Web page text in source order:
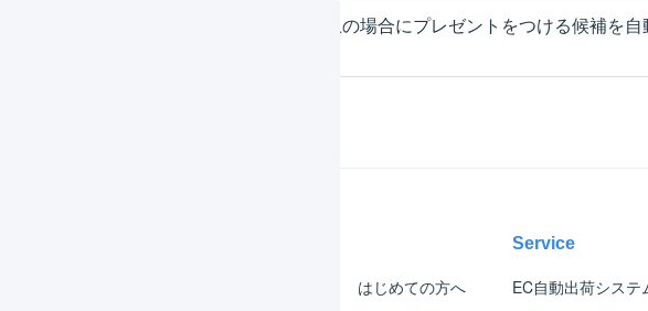
プレゼント対象の商品の合計金額が一定以上の場合にプレゼントをつける候補を自
はじめての方へ
Service
EC自動出荷システ